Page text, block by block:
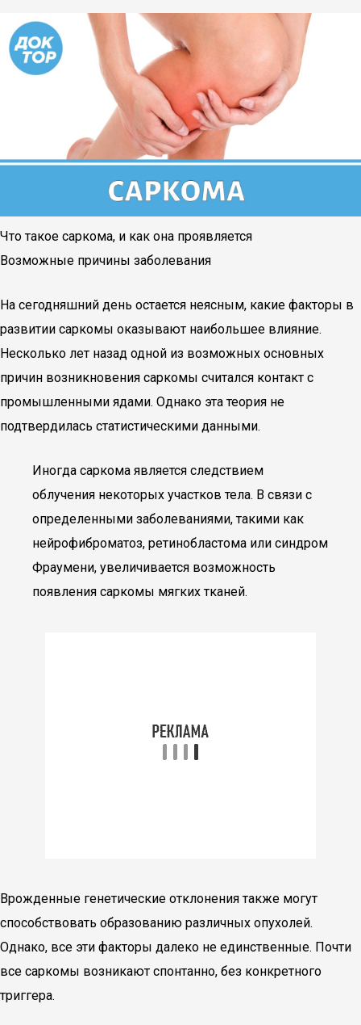
Что такое саркома, и как она проявляется
Возможные причины заболевания
На сегодняшний день остается неясным, какие факторы в
развитии саркомы оказывают наибольшее влияние.
Несколько лет назад одной из возможных основных
причин возникновения саркомы считался контакт с
промышленными ядами. Однако эта теория не
подтвердилась статистическими данными.
Иногда саркома является следствием
облучения некоторых участков тела. В связи с
определенными заболеваниями, такими как
нейрофиброматоз, ретинобластома или синдром
Фраумени, увеличивается возможность
появления саркомы мягких тканей.
Врожденные генетические отклонения также могут
способствовать образованию различных опухолей.
Однако, все эти факторы далеко не единственные. Почти
все саркомы возникают спонтанно, без конкретного
триггера.